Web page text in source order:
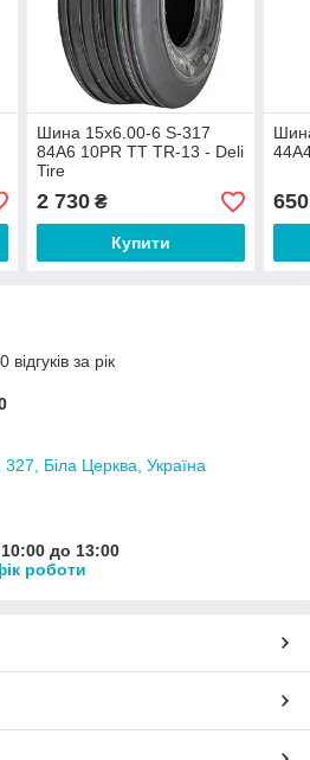
Шина 15x6.00-6 S-317
84A6 10PR TT TR-13 - Deli
Tire
2 730₴
Купити
650
за рік
Біла Церква, Україна
до 13:00
роботи